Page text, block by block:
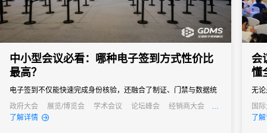
中小型会议必看：哪种电子签到方式性价比
最高？
电子签到不仅能快速完成身份核验，还融合了制证、门禁与数据统
计等多重功能，能够快速完成签到过程，减少等待时间，同时能够
通过数据分析，为会议组织者提供宝贵的参会者信息，助力后续的
政府大会 展览/博览会 学术会议 论坛峰会
经销商大会
公关活动
发布会
了解详情
会
懂
无
务
会
国
线
了